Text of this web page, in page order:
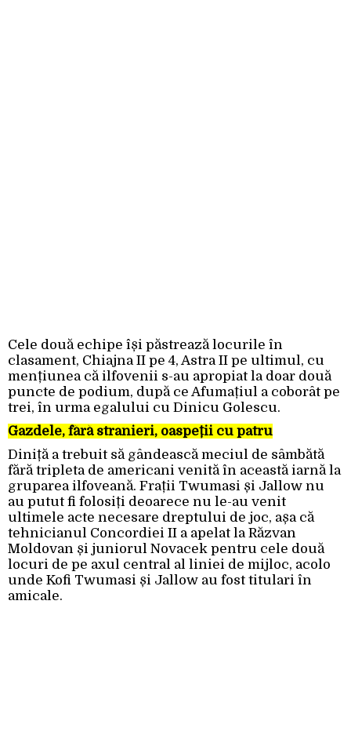
Cele două echipe își păstrează locurile în
clasament, Chiajna II pe 4, Astra II pe ultimul, cu
mențiunea că ilfovenii s-au apropiat la doar două
puncte de podium, după ce Afumațiul a coborât pe
trei, în urma egalului cu Dinicu Golescu.
Gazdele, fără stranieri, oaspeții cu patru
Diniță a trebuit să gândească meciul de sâmbătă
fără tripleta de americani venită în această iarnă la
gruparea ilfoveană. Frații Twumasi și Jallow nu
au putut fi folosiți deoarece nu le-au venit
ultimele acte necesare dreptului de joc, așa că
tehnicianul Concordiei II a apelat la Răzvan
Moldovan și juniorul Novacek pentru cele două
locuri de pe axul central al liniei de mijloc, acolo
unde Kofi Twumasi și Jallow au fost titulari în
amicale.